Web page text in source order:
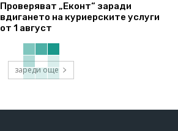
Проверяват „Еконт“ заради
вдигането на куриерските услуги
от 1 август
зареди още